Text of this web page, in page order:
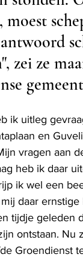
zei ze
ik uitleg
en
vragen aan
heb ik daar
ik wel een
daar
tijdje geleden
ontstaan. Nu
Groendienst